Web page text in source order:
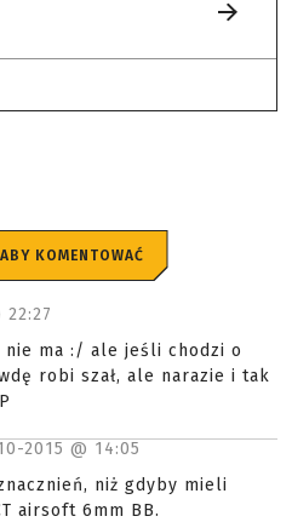
KOMENTOWAĆ
22:27
nie ma :/ ale jeśli chodzi o
robi szał, ale narazie i tak
2015 @ 14:05
niż gdyby mieli
airsoft 6mm BB.